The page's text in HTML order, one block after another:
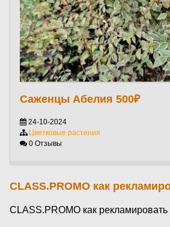
Саженцы Абелия 500₽
24-10-2024
Цветковые растения
0 Отзывы
CLASS.PROMO как
CLASS.PROMO как рекламировать